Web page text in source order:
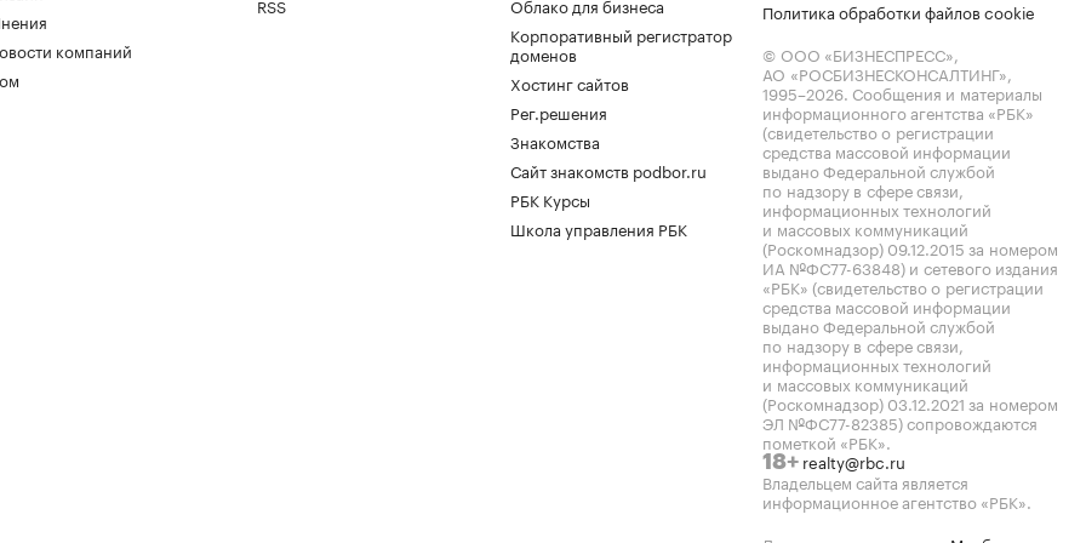
компаний
RSS
Облако для бизнеса
Корпоративный регистратор
доменов
Хостинг сайтов
Рег.решения
Знакомства
Сайт знакомств podbor.ru
РБК Курсы
Школа управления РБК
Политика обработки файлов cookie
© ООО «БИЗНЕСПРЕСС»,
АО «РОСБИЗНЕСКОНСАЛТИНГ»,
1995–2026. Сообщения и материалы
информационного агентства «РБК»
(свидетельство о регистрации
средства массовой информации
выдано Федеральной службой
по надзору в сфере связи,
информационных технологий
и массовых коммуникаций
(Роскомнадзор) 09.12.2015 за номером
ИА №ФС77-63848) и сетевого издания
«РБК» (свидетельство о регистрации
средства массовой информации
выдано Федеральной службой
по надзору в сфере связи,
информационных технологий
и массовых коммуникаций
(Роскомнадзор) 03.12.2021 за номером
ЭЛ №ФС77-82385) сопровождаются
пометкой «РБК».
18+ realty@rbc.ru
Владельцем сайта является
информационное агентство «РБК».